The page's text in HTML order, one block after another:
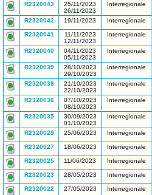
R2320043
25/11/2023
26/11/2023
Interregionale
R2320042 19/11/2023 Interregionale
R2320041
11/11/2023
12/11/2023
Interregionale
R2320040
04/11/2023
05/11/2023
Interregionale
R2320039
28/10/2023
29/10/2023
Interregionale
R2320038
21/10/2023
22/10/2023
Interregionale
R2320036
07/10/2023
08/10/2023
Interregionale
R2320035
30/09/2023
01/10/2023
Interregionale
R2320029 25/06/2023 Interregionale
R2320027 18/06/2023 Interregionale
R2320025 11/06/2023 Interregionale
R2320023 28/05/2023 Interregionale
R2320022 27/05/2023 Interregionale